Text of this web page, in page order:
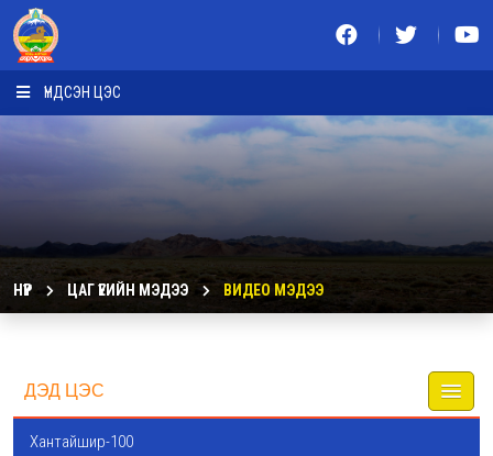
ҮНДСЭН ЦЭС
НҮҮР ЦАГ ҮЕИЙН МЭДЭЭ ВИДЕО МЭДЭЭ
ДЭД ЦЭС
Хантайшир-100